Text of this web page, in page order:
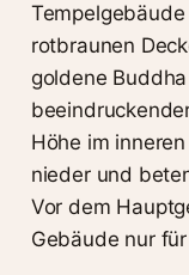
rotbraunen
goldene
Höhe im
nieder und
Vor dem
Gebäude nur